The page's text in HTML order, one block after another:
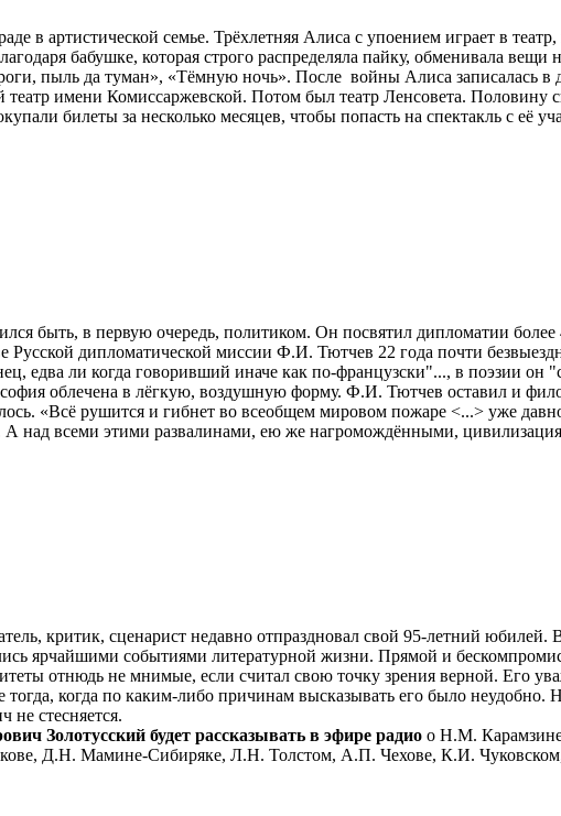
в артистической семье. Трёхлетняя Алиса с упоением играет в
бабушке, которая строго распределяла пайку, обменивала вещи
пыль да туман», «Тёмную ночь». После войны Алиса записалась
имени Комиссаржевской. Потом был театр Ленсовета. Половину
билеты за несколько месяцев, чтобы попасть на спектакль с её
быть, в первую очередь, политиком. Он посвятил дипломатии
Русской дипломатической миссии Ф.И. Тютчев 22 года почти
едва ли когда говоривший иначе как по-французски"..., в поэзии
облечена в лёгкую, воздушную форму. Ф.И. Тютчев оставил и
«Всё рушится и гибнет во всеобщем мировом пожаре <...> уже
над всеми этими развалинами, ею же нагромождёнными,
критик, сценарист недавно отпраздновал свой 95-летний юбилей.
ярчайшими событиями литературной жизни. Прямой и
отнюдь не мнимые, если считал свою точку зрения верной. Его
тогда, когда по каким-либо причинам высказывать его было
не стесняется.
Золотусский будет рассказывать в эфире радио о Н.М.
Д.Н. Мамине-Сибиряке, Л.Н. Толстом, А.П. Чехове, К.И.